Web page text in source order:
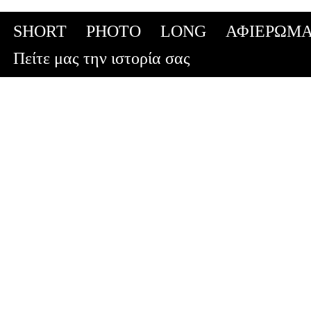
Skip
to
content
SHORT PHOTO LONG
Πείτε μας την ιστορία σας